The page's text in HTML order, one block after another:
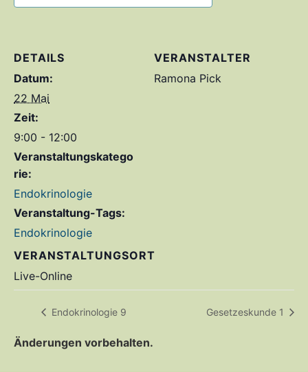
DETAILS
Datum:
22 Mai
Zeit:
9:00 - 12:00
Veranstaltungskatego
rie:
Endokrinologie
Veranstaltung-Tags:
Endokrinologie
VERANSTALTUNGSORT
Live-Online
VERANSTALTER
Ramona Pick
Endokrinologie 9 Gesetzeskunde 1
Änderungen vorbehalten.